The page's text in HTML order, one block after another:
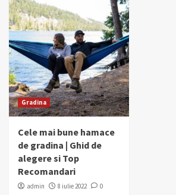
Gradina
Cele mai bune hamace
de gradina | Ghid de
alegere si Top
Recomandari
admin 8 iulie 2022 0